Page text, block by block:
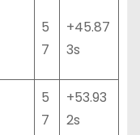
5
7
+45.87
3s
5
7
+53.93
2s